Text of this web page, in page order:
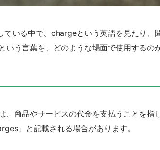
ている中で、chargeという英語を見たり、
いう言葉を、どのような場面で使用するの
、商品やサービスの代金を支払うことを
」と記載される場合があります。